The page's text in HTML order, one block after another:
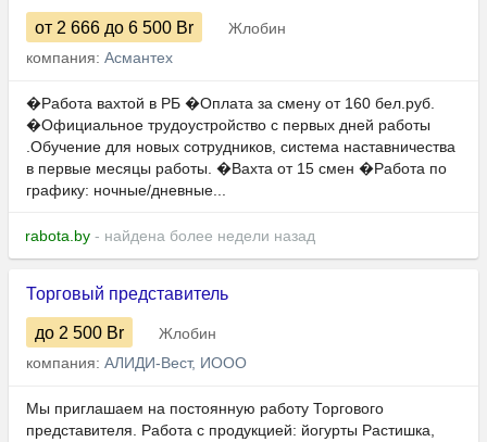
от 2 666 до 6 500 Br
Жлобин
компания: Асмантех
�Работа вахтой в РБ �Оплата за смену от 160 бел.руб.
�Официальное трудоустройство с первых дней работы
.Обучение для новых сотрудников, система наставничества
в первые месяцы работы. �Вахта от 15 смен �Работа по
графику: ночные/дневные...
rabota.by - найдена более недели назад
Торговый представитель
до 2 500 Br
Жлобин
компания: АЛИДИ-Вест, ИООО
Мы приглашаем на постоянную работу Торгового
представителя. Работа с продукцией: йогурты Растишка,